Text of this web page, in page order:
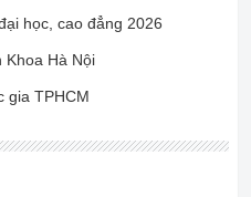
học, cao đẳng 2026
Khoa Hà Nội
gia TPHCM